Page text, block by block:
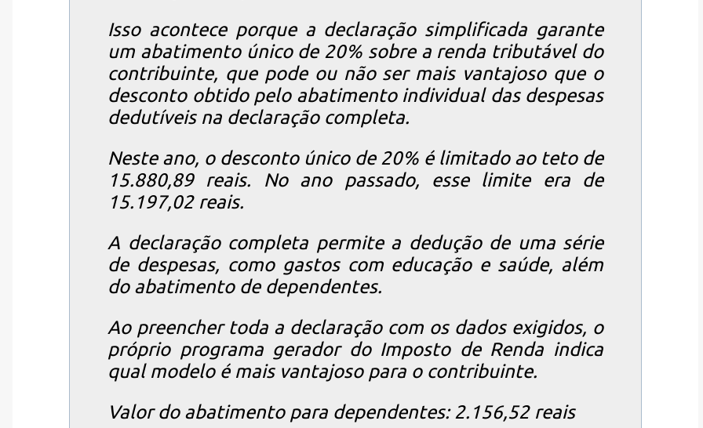
Isso acontece porque a declaração simplificada garante
um abatimento único de 20% sobre a renda tributável do
contribuinte, que pode ou não ser mais vantajoso que o
desconto obtido pelo abatimento individual das despesas
dedutíveis na declaração completa.
Neste ano, o desconto único de 20% é limitado ao teto de
15.880,89 reais. No ano passado, esse limite era de
15.197,02 reais.
A declaração completa permite a dedução de uma série
de despesas, como gastos com educação e saúde, além
do abatimento de dependentes.
Ao preencher toda a declaração com os dados exigidos, o
próprio programa gerador do Imposto de Renda indica
qual modelo é mais vantajoso para o contribuinte.
Valor do abatimento para dependentes: 2.156,52 reais